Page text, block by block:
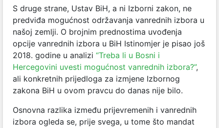
S druge strane, Ustav BiH, a ni Izborni zakon, ne
predviđa mogućnost održavanja vanrednih izbora u
našoj zemlji. O brojnim prednostima uvođenja
opcije vanrednih izbora u BiH Istinomjer je pisao još
2018. godine u analizi “Treba li u Bosni i
Hercegovini uvesti mogućnost vanrednih izbora?”,
ali konkretnih prijedloga za izmjene Izbornog
zakona BiH u ovom pravcu do danas nije bilo.
Osnovna razlika između prijevremenih i vanrednih
izbora ogleda se, prije svega, u tome što mandat